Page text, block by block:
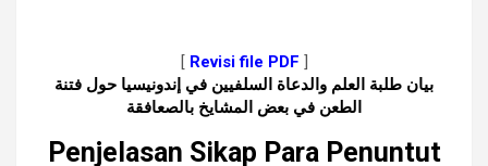
[Revisi file PDF ]
بيان طلبة العلم والدعاة السلفيين في إندونيسيا حول فتنة
الطعن في بعض المشايخ بالصعافقة
Penjelasan Sikap Para Penuntut